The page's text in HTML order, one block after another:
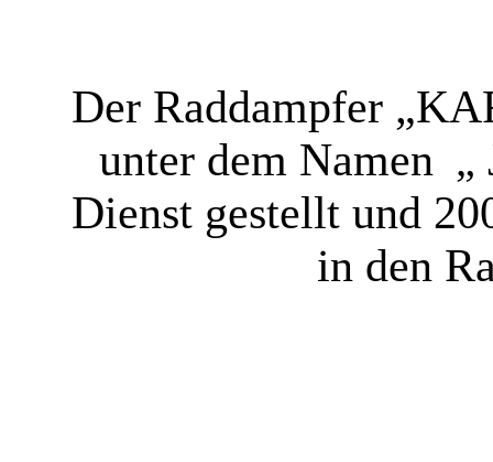
Der Raddampfer
unter dem Namen „
Dienst gestellt und
in den